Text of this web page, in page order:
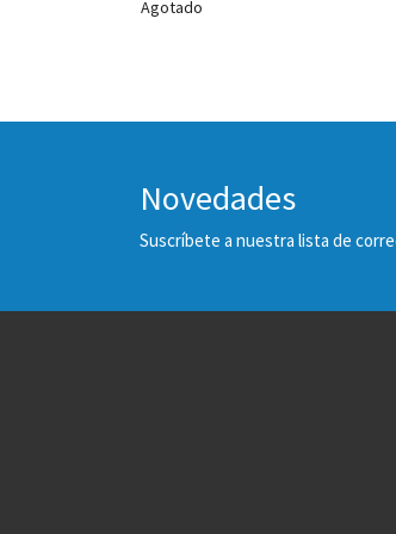
Agotado
Novedades
Suscríbete a nuestra lista de